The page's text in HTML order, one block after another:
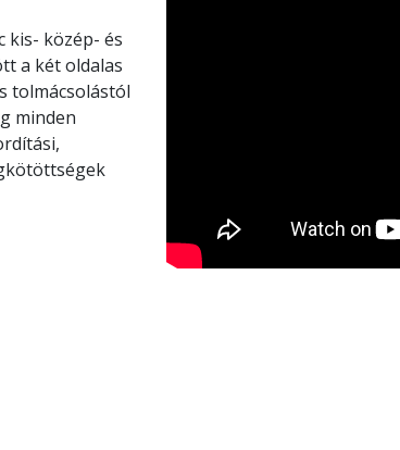
kis- közép- és
a két oldalas
tolmácsolástól
minden